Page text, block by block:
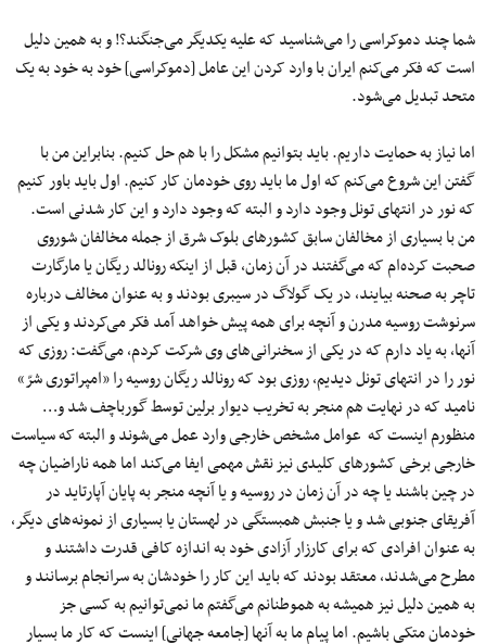
شما چند دموکراسی را می‌شناسید که علیه یکدیگر می‌جنگند؟! و به همین دلیل
است که فکر می‌کنم ایران با وارد کردن این عامل [دموکراسی] خود به خود به یک
متحد تبدیل می‌شود.
اما نیاز به حمایت داریم. باید بتوانیم مشکل را با هم حل کنیم. بنابراین من با
گفتن این شروع می‌کنم که اول ما باید روی خودمان کار کنیم. اول باید باور کنیم
که نور در انتهای تونل وجود دارد و البته که وجود دارد و این کار شدنی است.
من با بسیاری از مخالفان سابق کشورهای بلوک شرق از جمله مخالفان شوروی
صحبت کرده‌ام که می‌گفتند در آن زمان، قبل از اینکه رونالد ریگان یا مارگارت
تاچر به صحنه بیایند، در یک گولاگ در سیبری بودند و به عنوان مخالف درباره
سرنوشت روسیه مدرن و آنچه برای همه پیش خواهد آمد فکر می‌کردند و یکی از
آنها، به یاد دارم که در یکی از سخنرانی‌های وی شرکت کردم، می‌گفت: روزی که
نور را در انتهای تونل دیدیم، روزی بود که رونالد ریگان روسیه را «امپراتوری شرّ»
نامید که در نهایت هم منجر به تخریب دیوار برلین توسط گورباچف شد و…
منظورم اینست که عوامل مشخص خارجی وارد عمل می‌شوند و البته که سیاست
خارجی برخی کشورهای کلیدی نیز نقش مهمی ایفا می‌کند اما همه ناراضیان چه
در چین باشند یا چه در آن زمان در روسیه و یا آنچه منجر به پایان آپارتاید در
آفریقای جنوبی شد و یا جنبش همبستگی در لهستان یا بسیاری از نمونه‌های دیگر،
به عنوان افرادی که برای کارزار آزادی خود به اندازه کافی قدرت داشتند و
مطرح می‌شدند، معتقد بودند که باید این کار را خودشان به سرانجام برسانند و
به همین دلیل نیز همیشه به هموطنانم می‌گفتم ما نمی‌توانیم به کسی جز
خودمان متکی باشیم. اما پیام ما به آنها [جامعه جهانی] اینست که کار ما بسیار